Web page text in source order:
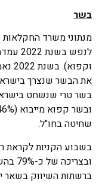
בשר
מנתוני משרד
את הבשר שנצרך
שחיטה בחו"ל.
בשבוע הקניות לקראת
ברשתות השיווק בשאר